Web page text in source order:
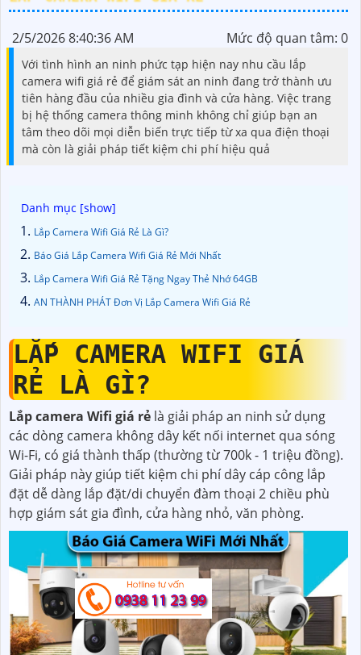
2/5/2026 8:40:36 AM Mức độ quan tâm: 0
Với tình hình an ninh phức tạp hiện nay nhu cầu lắp
camera wifi giá rẻ để giám sát an ninh đang trở thành ưu
tiên hàng đầu của nhiều gia đình và cửa hàng. Việc trang
bị hệ thống camera thông minh không chỉ giúp bạn an
tâm theo dõi mọi diễn biến trực tiếp từ xa qua điện thoại
mà còn là giải pháp tiết kiệm chi phí hiệu quả
Lắp Camera Wifi Giá Rẻ Là Gì?
Báo Giá Lắp Camera Wifi Giá Rẻ Mới Nhất
Lắp Camera Wifi Giá Rẻ Tặng Ngay Thẻ Nhớ 64GB
AN THÀNH PHÁT Đơn Vị Lắp Camera Wifi Giá Rẻ
LẮP CAMERA WIFI GIÁ
RẺ LÀ GÌ?
Lắp camera Wifi giá rẻ là giải pháp an ninh sử dụng
các dòng camera không dây kết nối internet qua sóng
Wi-Fi, có giá thành thấp (thường từ 700k - 1 triệu đồng).
Giải pháp này giúp tiết kiệm chi phí dây cáp công lắp
đặt dễ dàng lắp đặt/di chuyển đàm thoại 2 chiều phù
hợp giám sát gia đình, cửa hàng nhỏ, văn phòng.